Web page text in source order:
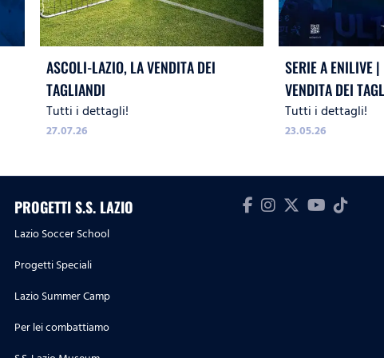
ASCOLI-LAZIO, LA VENDITA DEI
TAGLIANDI
Tutti i dettagli!
27.07.26
SERIE A ENILIVE
VENDITA DEI
Tutti i dettagli!
23.05.26
PROGETTI S.S. LAZIO
Lazio Soccer School
Progetti Speciali
Lazio Summer Camp
Per lei combattiamo